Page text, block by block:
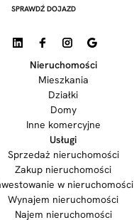
SPRAWDŹ DOJAZD
Nieruchomości
Mieszkania
Działki
Domy
Inne komercyjne
Usługi
Sprzedaż nieruchomości
Zakup nieruchomości
w nieruchomości
Wynajem nieruchomości
Najem nieruchomości